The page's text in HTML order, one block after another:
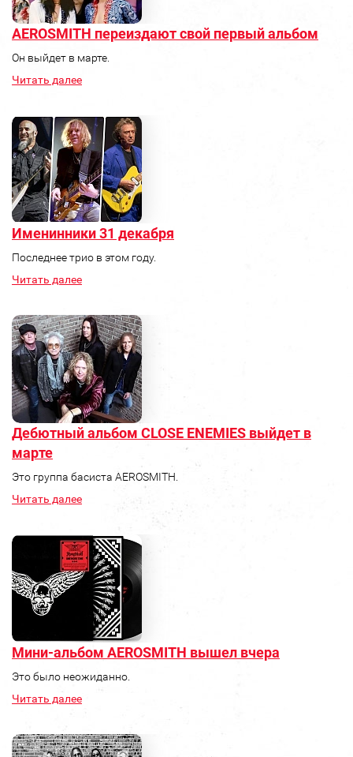
AEROSMITH переиздают свой первый альбом
Он выйдет в марте.
Читать далее
Именинники 31 декабря
Последнее трио в этом году.
Читать далее
Дебютный альбом CLOSE ENEMIES выйдет в
марте
Это группа басиста AEROSMITH.
Читать далее
Мини-альбом AEROSMITH вышел вчера
Это было неожиданно.
Читать далее